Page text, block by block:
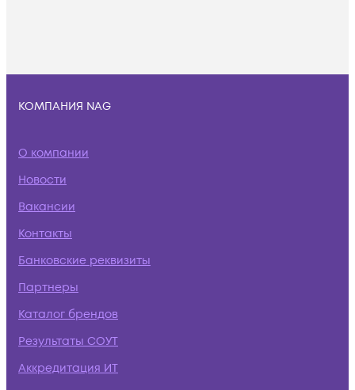
КОМПАНИЯ NAG
О компании
Новости
Вакансии
Контакты
Банковские реквизиты
Партнеры
Каталог брендов
Результаты СОУТ
Аккредитация ИТ